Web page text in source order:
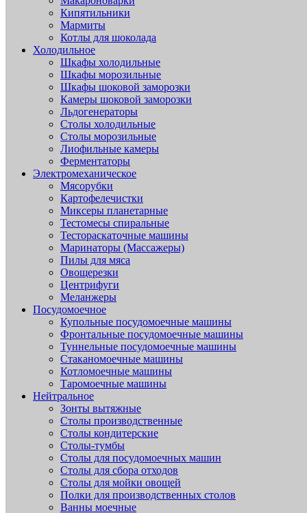
Кипятильники
Мармиты
Котлы для шоколада
Холодильное
Шкафы холодильные
Шкафы морозильные
Шкафы шоковой заморозки
Камеры шоковой заморозки
Льдогенераторы
Столы холодильные
Столы морозильные
Лиофильные камеры
Ферментаторы
Электромеханическое
Мясорубки
Картофелечистки
Миксеры планетарные
Тестомесы спиральные
Тестораскаточные машины
Маринаторы (Массажеры)
Пилы для мяса
Овощерезки
Центрифуги
Меланжеры
Посудомоечное
Купольные посудомоечные машины
Фронтальные посудомоечные машины
Туннельные посудомоечные машины
Стаканомоечные машины
Котломоечные машины
Таромоечные машины
Нейтральное
Зонты вытяжные
Столы производственные
Столы кондитерские
Столы-тумбы
Столы для посудомоечных машин
Столы для сбора отходов
Столы для мойки овощей
Полки для производственных столов
Ванны моечные